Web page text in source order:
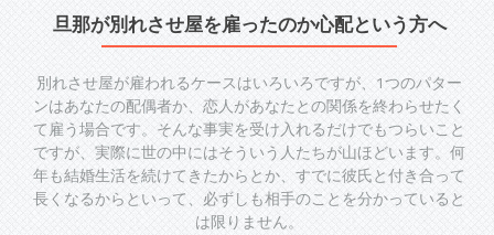
旦那が別れさせ屋を雇ったのか心配という方へ
別れさせ屋が雇われるケースはいろいろですが、1つのパター
ンはあなたの配偶者か、恋人があなたとの関係を終わらせたく
て雇う場合です。そんな事実を受け入れるだけでもつらいこと
ですが、実際に世の中にはそういう人たちが山ほどいます。何
年も結婚生活を続けてきたからとか、すでに彼氏と付き合って
長くなるからといって、必ずしも相手のことを分かっていると
は限りません。